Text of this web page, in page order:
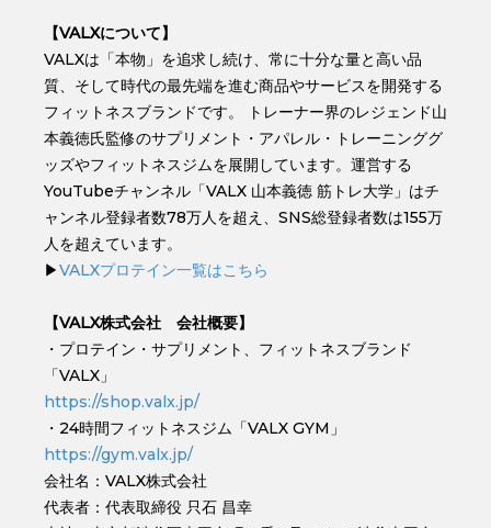
【VALXについて】
VALXは「本物」を追求し続け、常に⼗分な量と⾼い品
質、そして時代の最先端を進む商品やサービスを開発する
フィットネスブランドです。 トレーナー界のレジェンド⼭
本義徳⽒監修のサプリメント・アパレル・トレーニンググ
ッズやフィットネスジムを展開しています。運営する
YouTubeチャンネル「VALX 山本義徳 筋トレ大学」はチ
ャンネル登録者数78万人を超え、SNS総登録者数は155万
人を超えています。
▶︎VALXプロテイン一覧はこちら
【VALX株式会社 会社概要】
・プロテイン・サプリメント、フィットネスブランド
「VALX」
https://shop.valx.jp/
・24時間フィットネスジム「VALX GYM」
https://gym.valx.jp/
会社名：VALX株式会社
代表者：代表取締役 只石 昌幸